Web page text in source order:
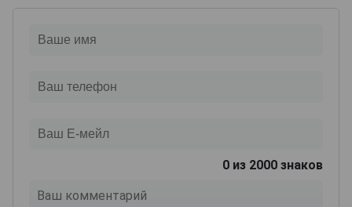
0 из 2000 знаков